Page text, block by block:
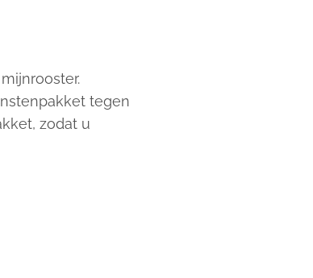
tegen
zodat u